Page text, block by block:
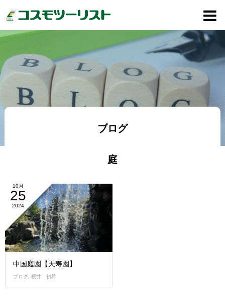
ブログ
庭
10月
25
2024
中国庭園【天寿園】
ブログ, 桜井 初希